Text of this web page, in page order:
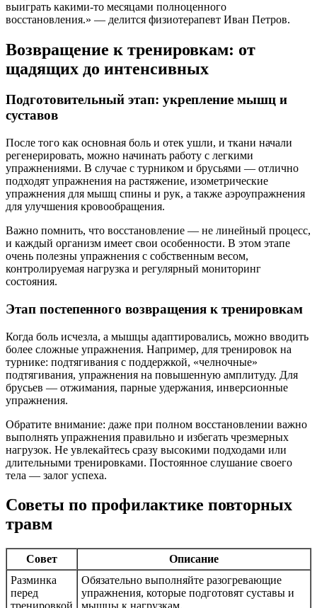
выиграть какими-то месяцами полноценного
восстановления.» — делится физиотерапевт Иван Петров.
Возвращение к тренировкам: от
щадящих до интенсивных
Подготовительный этап: укрепление мышц и
суставов
После того как основная боль и отек ушли, и ткани начали
регенерировать, можно начинать работу с легкими
упражнениями. В случае с турником и брусьями — отлично
подходят упражнения на растяжение, изометрические
упражнения для мышц спины и рук, а также аэроупражнения
для улучшения кровообращения.
Важно помнить, что восстановление — не линейный процесс,
и каждый организм имеет свои особенности. В этом этапе
очень полезны упражнения с собственным весом,
контролируемая нагрузка и регулярный мониторинг
состояния.
Этап постепенного возвращения к тренировкам
Когда боль исчезла, а мышцы адаптировались, можно вводить
более сложные упражнения. Например, для тренировок на
турнике: подтягивания с поддержкой, «челночные»
подтягивания, упражнения на повышенную амплитуду. Для
брусьев — отжимания, парные удержания, инверсионные
упражнения.
Обратите внимание: даже при полном восстановлении важно
выполнять упражнения правильно и избегать чрезмерных
нагрузок. Не увлекайтесь сразу высокими подходами или
длительными тренировками. Постоянное слушание своего
тела — залог успеха.
Советы по профилактике повторных
травм
Совет
Описание
Разминка
перед
Обязательно выполняйте разогревающие
упражнения, которые подготовят суставы и